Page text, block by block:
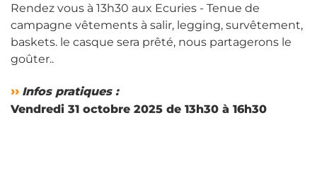
Rendez vous à 13h30 aux Ecuries - Tenue de
campagne vêtements à salir, legging, survêtement,
baskets. le casque sera prêté, nous partagerons le
goûter..
›› Infos pratiques :
Vendredi 31 octobre 2025 de 13h30 à 16h30